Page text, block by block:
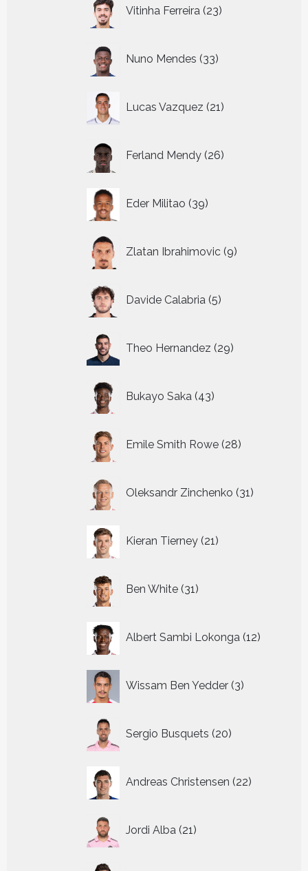
Vitinha Ferreira 23
producten
Nuno Mendes 33
producten
Lucas Vazquez 21
producten
Ferland Mendy 26
producten
Eder Militao 39
producten
Zlatan Ibrahimovic 9
producten
Davide Calabria 5
producten
Theo Hernandez 29
producten
Bukayo Saka 43
producten
Emile Smith Rowe 28
producten
Oleksandr Zinchenko 31
producten
Kieran Tierney 21
producten
Ben White 31
producten
Albert Sambi Lokonga 12
Wissam Ben Yedder 3
producten
Sergio Busquets 20
producten
Andreas Christensen 22
producten
Jordi Alba 21
producten